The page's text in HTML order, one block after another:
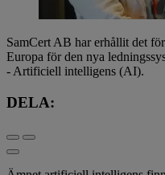
SamCert AB har erhållit det
Europa för den nya
- Artificiell intelligens (AI).
DELA: